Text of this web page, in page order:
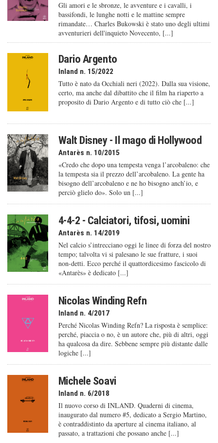
Gli amori e le sbronze, le avventure e i cavalli, i
bassifondi, le lunghe notti e le mattine sempre
rimandate… Charles Bukowski è stato uno degli ultimi
avventurieri dell'inquieto Novecento, [...]
Dario Argento
Inland n. 15/2022
Tutto è nato da Occhiali neri (2022). Dalla sua visione,
certo, ma anche dal dibattito che il film ha riaperto a
proposito di Dario Argento e di tutto ciò che [...]
Walt Disney - Il mago di Hollywood
Antarès n. 10/2015
«Credo che dopo una tempesta venga l’arcobaleno: che
la tempesta sia il prezzo dell’arcobaleno. La gente ha
bisogno dell’arcobaleno e ne ho bisogno anch’io, e
perciò glielo do». Solo un [...]
4-4-2 - Calciatori, tifosi, uomini
Antarès n. 14/2019
Nel calcio s’intrecciano oggi le linee di forza del nostro
tempo; talvolta vi si palesano le sue fratture, i suoi
non-detti. Ecco perché il quattordicesimo fascicolo di
«Antarès» è dedicato [...]
Nicolas Winding Refn
Inland n. 4/2017
Perché Nicolas Winding Refn? La risposta è semplice:
perché, piaccia o no, è un autore che, più di altri, oggi
ha qualcosa da dire. Sebbene sempre più distante dalle
logiche [...]
Michele Soavi
Inland n. 6/2018
Il nuovo corso di INLAND. Quaderni di cinema,
inaugurato dal numero #5, dedicato a Sergio Martino,
è contraddistinto da aperture al cinema italiano, al
passato, a trattazioni che possano anche [...]